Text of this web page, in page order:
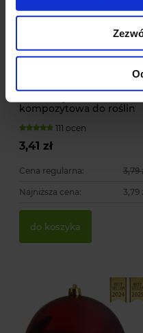
%
kompozytowa do roślin
111 ocen
3,41 zł
Cena regularna: 3,79
Najniższa cena: 3,79
do koszyka